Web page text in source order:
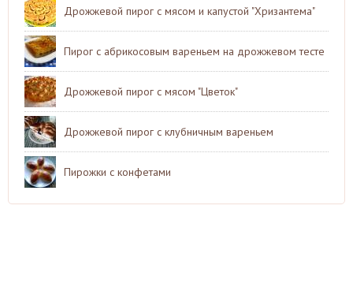
Дрожжевой пирог с мясом и капустой "Хризантема"
Пирог с абрикосовым вареньем на дрожжевом тесте
Дрожжевой пирог с мясом "Цветок"
Дрожжевой пирог с клубничным вареньем
Пирожки с конфетами